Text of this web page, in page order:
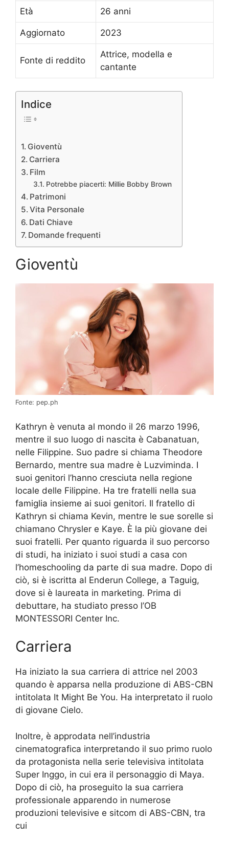
Età 26 anni
Aggiornato 2023
Fonte di reddito
Attrice, modella e
cantante
Indice
Gioventù
Carriera
Film
Potrebbe piacerti: Millie Bobby Brown
Patrimoni
Vita Personale
Dati Chiave
Domande frequenti
Gioventù
Fonte: pep.ph
Kathryn è venuta al mondo il 26 marzo 1996,
mentre il suo luogo di nascita è Cabanatuan,
nelle Filippine. Suo padre si chiama Theodore
Bernardo, mentre sua madre è Luzviminda. I
suoi genitori l’hanno cresciuta nella regione
locale delle Filippine. Ha tre fratelli nella sua
famiglia insieme ai suoi genitori. Il fratello di
Kathryn si chiama Kevin, mentre le sue sorelle si
chiamano Chrysler e Kaye. È la più giovane dei
suoi fratelli. Per quanto riguarda il suo percorso
di studi, ha iniziato i suoi studi a casa con
l’homeschooling da parte di sua madre. Dopo di
ciò, si è iscritta al Enderun College, a Taguig,
dove si è laureata in marketing. Prima di
debuttare, ha studiato presso l’OB
MONTESSORI Center Inc.
Carriera
Ha iniziato la sua carriera di attrice nel 2003
quando è apparsa nella produzione di ABS-CBN
intitolata It Might Be You. Ha interpretato il ruolo
di giovane Cielo.
Inoltre, è approdata nell’industria
cinematografica interpretando il suo primo ruolo
da protagonista nella serie televisiva intitolata
Super Inggo, in cui era il personaggio di Maya.
Dopo di ciò, ha proseguito la sua carriera
professionale apparendo in numerose
produzioni televisive e sitcom di ABS-CBN, tra
cui